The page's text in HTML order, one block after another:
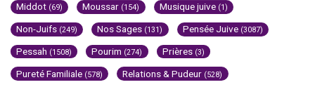
Middot (69) Moussar (154) Musique juive (1)
Non-Juifs (249) Nos Sages (131) Pensée Juive (3087)
Pessah (1508) Pourim (274) Prières (3)
Pureté Familiale (578) Relations & Pudeur (528)